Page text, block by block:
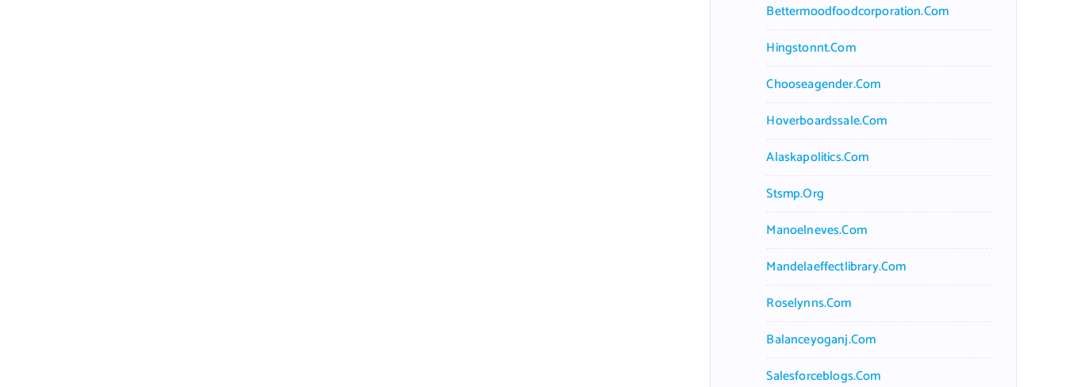
Bettermoodfoodcorporation.com
Hingstonnt.com
Chooseagender.com
Hoverboardssale.com
Alaskapolitics.com
Stsmp.org
Manoelneves.com
Mandelaeffectlibrary.com
Roselynns.com
Balanceyoganj.com
Salesforceblogs.com